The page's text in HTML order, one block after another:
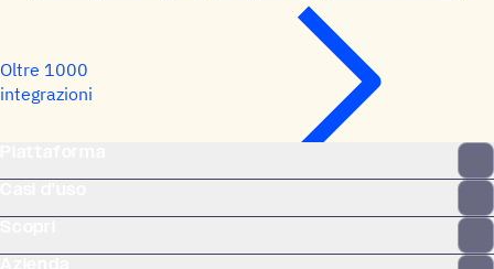
Oltre 1000
integrazioni